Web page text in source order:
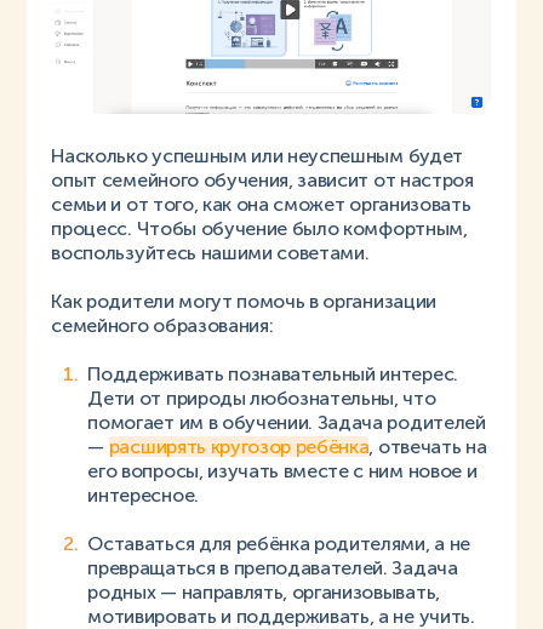
Насколько успешным или неуспешным будет
опыт семейного обучения, зависит от настроя
семьи и от того, как она сможет организовать
процесс. Чтобы обучение было комфортным,
воспользуйтесь нашими советами.
Как родители могут помочь в организации
семейного образования:
Поддерживать познавательный интерес.
Дети от природы любознательны, что
помогает им в обучении. Задача родителей
— расширять кругозор ребёнка, отвечать на
его вопросы, изучать вместе с ним новое и
интересное.
Оставаться для ребёнка родителями, а не
превращаться в преподавателей. Задача
родных — направлять, организовывать,
мотивировать и поддерживать, а не учить.